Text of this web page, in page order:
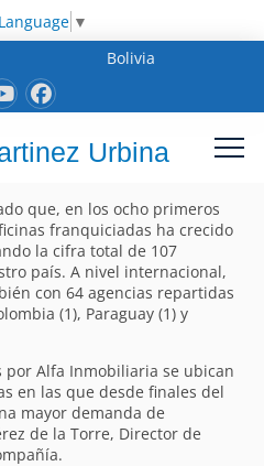
▼
Bolivia
Urbina
que, en los ocho primeros
franquiciadas ha crecido
la cifra total de 107
país. A nivel internacional,
con 64 agencias repartidas
(1), Paraguay (1) y
por Alfa Inmobiliaria se ubican
en las que desde finales del
mayor demanda de
de la Torre, Director de